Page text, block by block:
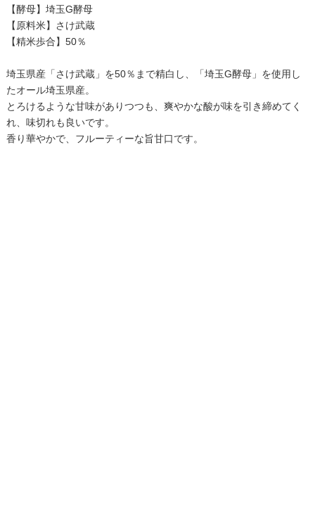
【酵母】埼玉G酵母
【原料米】さけ武蔵
【精米歩合】50％
埼玉県産「さけ武蔵」を50％まで精白し、「埼玉G酵母」を使用し
たオール埼玉県産。
とろけるような甘味がありつつも、爽やかな酸が味を引き締めてく
れ、味切れも良いです。
香り華やかで、フルーティーな旨甘口です。